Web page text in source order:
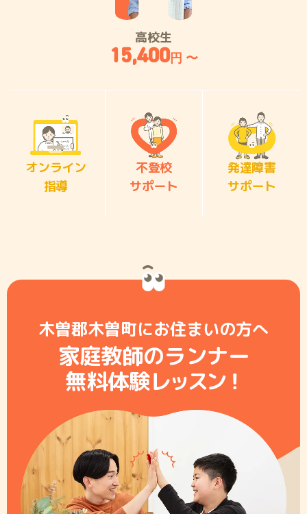
高校生
15,400円 〜
オンライン
指導
不登校
サポート
発達障害
サポート
木曽郡木曽町にお住まいの方へ
家庭教師のランナー
無料体験レッスン！